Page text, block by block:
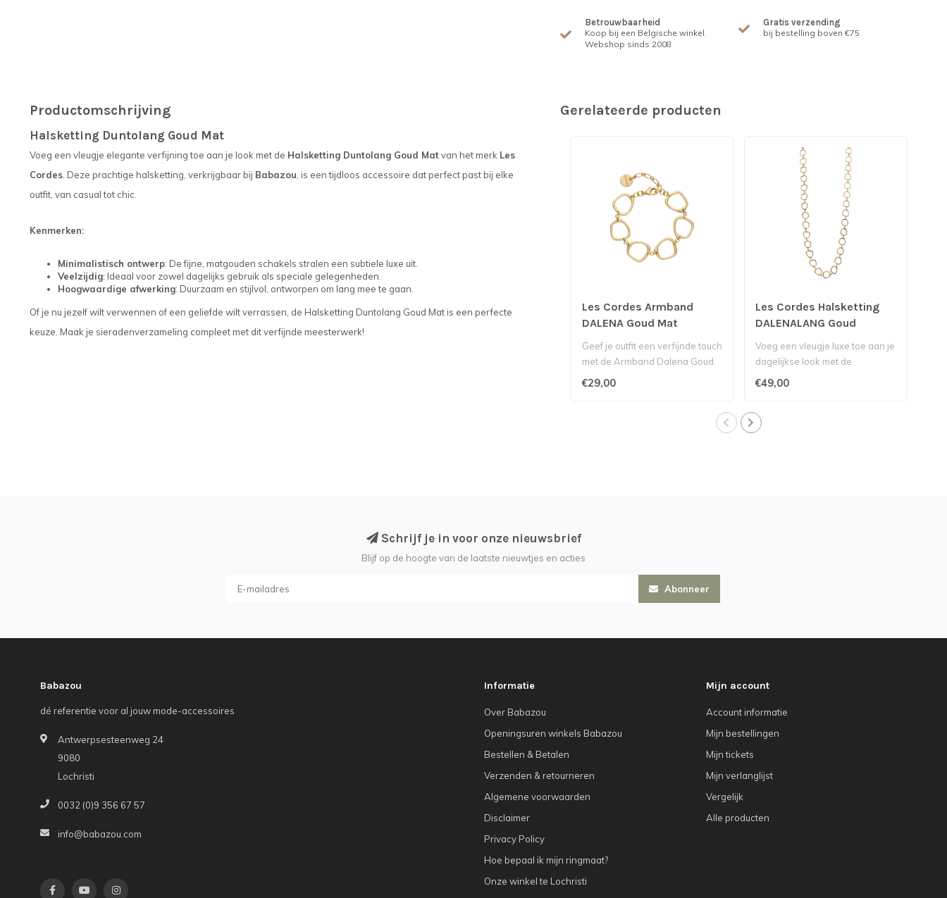
Betrouwbaarheid
Koop bij een Belgische winkel.
Webshop sinds 2008
Gratis verzending
bij bestelling boven €75
Productomschrijving
Halsketting Duntolang Goud Mat
Voeg een vleugje elegante verfijning toe aan je look met de Halsketting Duntolang Goud Matvan het merk Les
Cordes . Deze prachtige halsketting, verkrijgbaar bij Babazou , is een tijdloos accessoire dat perfect past bij elke
outfit, van casual tot chic.
Kenmerken:
Minimalistisch ontwerp: De fijne, matgouden schakels stralen een subtiele luxe uit.
Veelzijdig: Ideaal voor zowel dagelijks gebruik als speciale gelegenheden.
Hoogwaardige afwerking: Duurzaam en stijlvol, ontworpen om lang mee te gaan.
Of je nu jezelf wilt verwennen of een geliefde wilt verrassen, de Halsketting Duntolang Goud Mat is een perfecte
keuze. Maak je sieradenverzameling compleet met dit verfijnde meesterwerk!
Gerelateerde producten
Les Cordes Armband
DALENA Goud Mat
Geef je outfit een verfijnde touch
met de Armband Dalena Goud
Mat van Les Cordes..
€29,00
Les Cordes Halsketting
DALENALANG Goud
Voeg een vleugje luxe toe aan je
dagelijkse look met de
Halsketting Dalenalang G..
€49,00
Schrijf je in voor onze nieuwsbrief
Blijf op de hoogte van de laatste nieuwtjes en acties
Abonneer
Babazou
dé referentie voor al jouw mode-accessoires
Antwerpsesteenweg 24
9080
Lochristi
0032 (0)9 356 67 57
info@babazou.com
Informatie
Over Babazou
Openingsuren winkels Babazou
Bestellen & Betalen
Verzenden & retourneren
Algemene voorwaarden
Disclaimer
Privacy Policy
Hoe bepaal ik mijn ringmaat?
Onze winkel te Lochristi
Mijn account
Account informatie
Mijn bestellingen
Mijn tickets
Mijn verlanglijst
Vergelijk
Alle producten